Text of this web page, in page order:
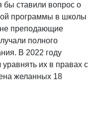
бы ставили вопрос о
программы в школы
преподающие
полного
В 2022 году
их в правах с
желанных 18